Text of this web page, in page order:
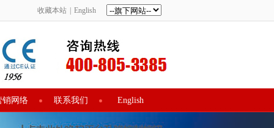
收藏本站 English
销网络 联系我们 English